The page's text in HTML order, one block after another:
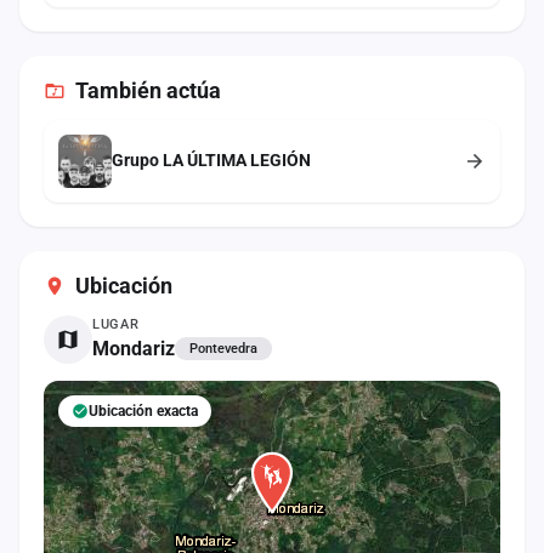
Ubicación
LUGAR
Mondariz Pontevedra
Ubicación exacta
Tambiénactúa
Grupo LA ÚLTIMA LEGIÓN